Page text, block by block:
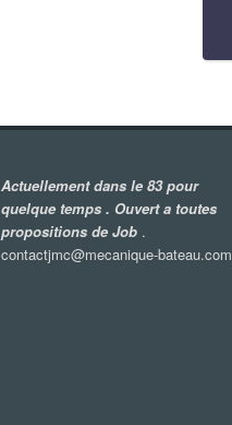
Actuellement dans le 83 pour
quelque temps . Ouvert a toutes
propositions de Job .
contactjmc@mecanique-bateau.com